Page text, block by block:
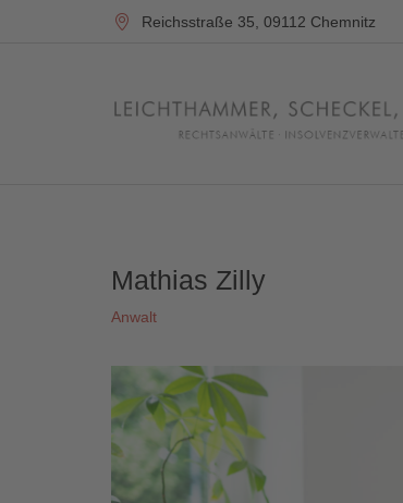
Reichsstraße 35, 09112 Chemnitz
Mathias Zilly
Anwalt